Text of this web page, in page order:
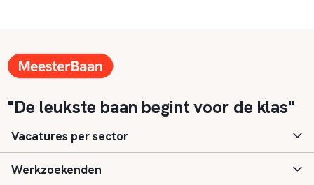
"De leukste baan begint voor de klas"
Vacatures per sector
Basisonderwijs
Werkzoekenden